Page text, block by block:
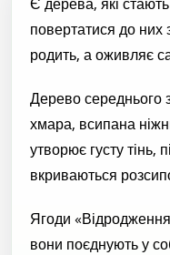
повертатися до
родить, а оживляє
Дерево середнього
хмара, всипана
утворює густу тінь,
вкриваються
Ягоди
вони поєднують у